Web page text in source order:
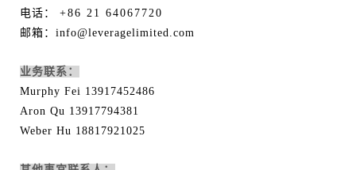
电话： +86 21 64067720
邮箱：info@leveragelimited.com
业务联系：
Murphy Fei 13917452486
Aron Qu 13917794381
Weber Hu 18817921025